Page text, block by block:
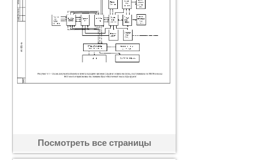
Посмотреть все страницы